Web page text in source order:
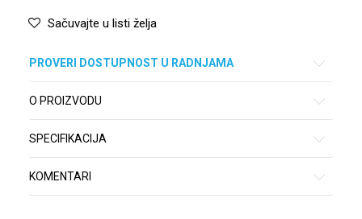
Sačuvajte u listi želja
PROVERI DOSTUPNOST U RADNJAMA
O PROIZVODU
SPECIFIKACIJA
KOMENTARI